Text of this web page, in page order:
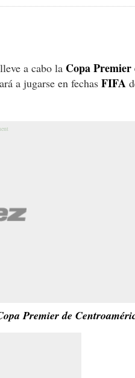
a cabo la Copa Premier
a jugarse en fechas FIFA
Premier de